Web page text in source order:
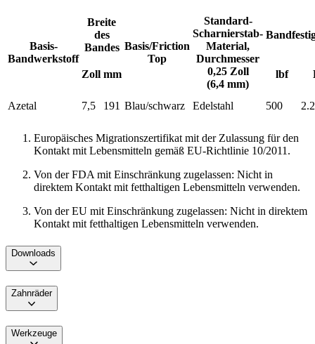
Basis-
Bandwerkstoff
Breite
des
Bandes Basis/Friction
Top
Standard-
Scharnierstab-
Material,
Durchmesser
0,25 Zoll
(6,4 mm)
Zoll mm lbf
Azetal 7,5 191 Blau/schwarz Edelstahl 500
Europäisches Migrationszertifikat mit der Zulassung für den
Kontakt mit Lebensmitteln gemäß EU-Richtlinie 10/2011.
Von der FDA mit Einschränkung zugelassen: Nicht in
direktem Kontakt mit fetthaltigen Lebensmitteln verwenden.
Von der EU mit Einschränkung zugelassen: Nicht in direktem
Kontakt mit fetthaltigen Lebensmitteln verwenden.
Downloads
Zahnräder
Werkzeuge